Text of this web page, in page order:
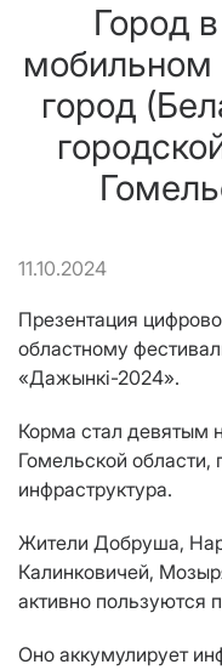
Город
город
11.10.2024
Презентация
областному
«Дажынкі-2024».
Корма стал девятым
Гомельской области,
инфраструктура.
Жители Добруша,
Калинковичей,
активно пользуются
Оно аккумулирует